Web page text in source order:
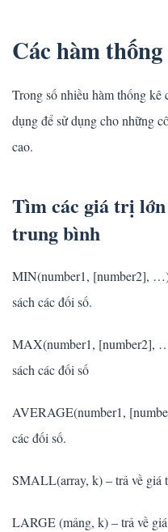
Các hàm
Trong số nhiều hàm thống kê
dụng để sử dụng cho những
cao.
Tìm các giá trị
trung bình
MIN(number1, [number2],
sách các đối số.
MAX(number1, [number2],
sách các đối số
AVERAGE(number1,
các đối số.
SMALL(array, k) – trả về giá
LARGE (mảng, k) – trả về